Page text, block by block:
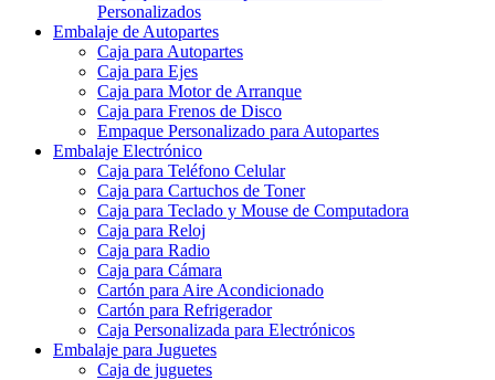
Personalizados
Embalaje de Autopartes
Caja para Autopartes
Caja para Ejes
Caja para Motor de Arranque
Caja para Frenos de Disco
Empaque Personalizado para Autopartes
Embalaje Electrónico
Caja para Teléfono Celular
Caja para Cartuchos de Toner
Caja para Teclado y Mouse de Computadora
Caja para Reloj
Caja para Radio
Caja para Cámara
Cartón para Aire Acondicionado
Cartón para Refrigerador
Caja Personalizada para Electrónicos
Embalaje para Juguetes
Caja de juguetes